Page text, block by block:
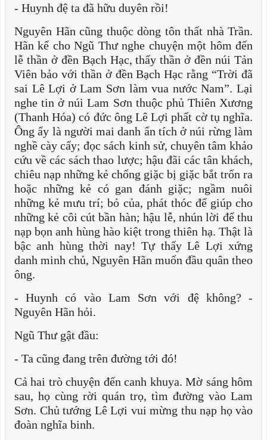
- Huynh đệ ta đã hữu duyên rồi!
Nguyên Hãn cũng thuộc dòng tôn thất nhà Trần.
Hãn kể cho Ngũ Thư nghe chuyện một hôm đến
lễ thần ở đền Bạch Hạc, thấy thần ở đền núi Tản
Viên bảo với thần ở đền Bạch Hạc rằng “Trời đã
sai Lê Lợi ở Lam Sơn làm vua nước Nam”. Lại
nghe tin ở núi Lam Sơn thuộc phủ Thiên Xương
(Thanh Hóa) có đức ông Lê Lợi phất cờ tụ nghĩa.
Ông ấy là người mai danh ẩn tích ở núi rừng làm
nghề cày cấy; đọc sách kinh sử, chuyên tâm khảo
cứu về các sách thao lược; hậu đãi các tân khách,
chiêu nạp những kẻ chống giặc bị giặc bắt trốn ra
hoặc những kẻ có gan đánh giặc; ngầm nuôi
những kẻ mưu trí; bỏ của, phát thóc để giúp cho
những kẻ côi cút bần hàn; hậu lễ, nhún lời để thu
nạp bọn anh hùng hào kiệt trong thiên hạ. Thật là
bậc anh hùng thời nay! Tự thấy Lê Lợi xứng
danh minh chủ, Nguyên Hãn muốn đầu quân theo
ông.
- Huynh có vào Lam Sơn với đệ không? -
Nguyên Hãn hỏi.
Ngũ Thư gật đầu:
- Ta cũng đang trên đường tới đó!
Cả hai trò chuyện đến canh khuya. Mờ sáng hôm
sau, họ cùng rời quán trọ, tìm đường vào Lam
Sơn. Chủ tướng Lê Lợi vui mừng thu nạp họ vào
đoàn nghĩa binh.